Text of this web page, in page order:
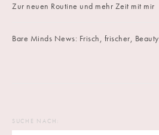
Zur neuen Routine und mehr Zeit mit mir
Bare Minds News: Frisch, frischer, Beauty
SUCHE NACH: